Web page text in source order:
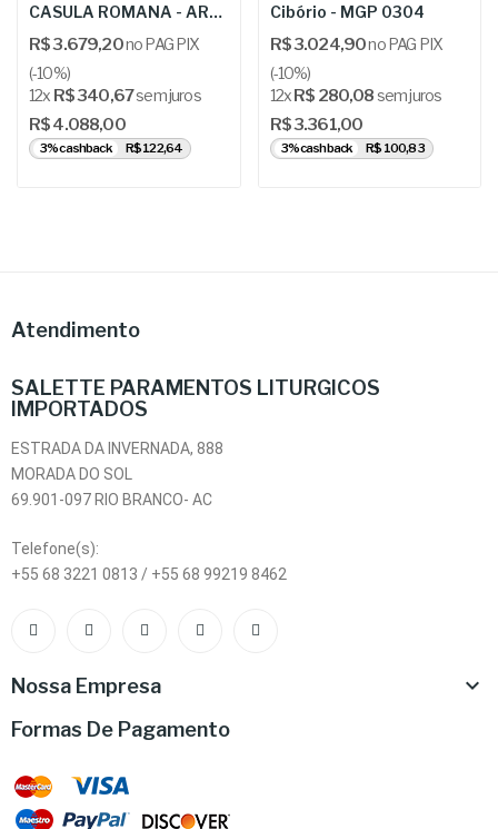
CASULA ROMANA - ARS R115
R$ 3.679,20no PAG PIX
(-10%)
12x R$ 340,67sem juros
R$ 4.088,00
3% cashback R$ 122,64
Cibório - MGP 0304
R$ 3.024,90no PAG PIX
(-10%)
12xR$ 280,08 sem juros
R$ 3.361,00
3% cashback R$ 100,83
Atendimento
SALETTE PARAMENTOS LITURGICOS
IMPORTADOS
ESTRADA DA INVERNADA, 888
MORADA DO SOL
69.901-097 RIO BRANCO- AC
Telefone(s):
+55 68 3221 0813 / +55 68 99219 8462
Nossa Empresa 
Formas De Pagamento